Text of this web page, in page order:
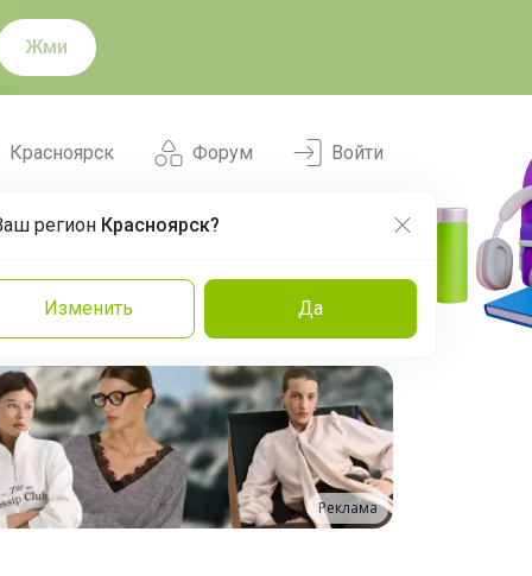
Жми
Форум
Красноярск
регион Красноярск?
Изменить Да
Войти
Команда Эксперты
Реклама